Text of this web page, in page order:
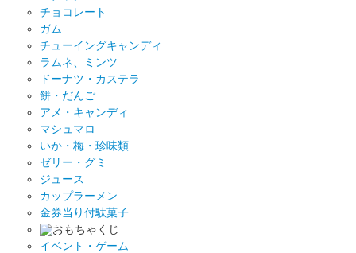
チョコレート
ガム
チューイングキャンディ
ラムネ、ミンツ
ドーナツ・カステラ
餅・だんご
アメ・キャンディ
マシュマロ
いか・梅・珍味類
ゼリー・グミ
ジュース
カップラーメン
金券当り付駄菓子
おもちゃくじ
イベント・ゲーム